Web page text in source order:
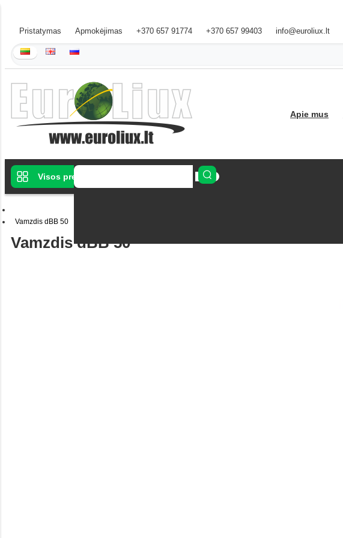
Pristatymas Apmokėjimas +370 657 91774 +370 657 99403 info@euroliux.lt
Apie mus
Visos prekės
Vamzdis dBB 50
Vamzdis dBB 50